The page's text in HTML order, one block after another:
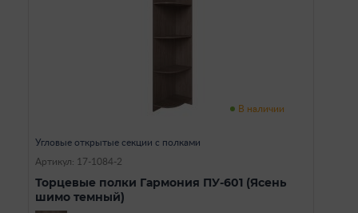
В наличии
Угловые открытые секции с полками
Артикул: 17-1084-2
Торцевые полки Гармония ПУ-601 (Ясень
шимо темный)